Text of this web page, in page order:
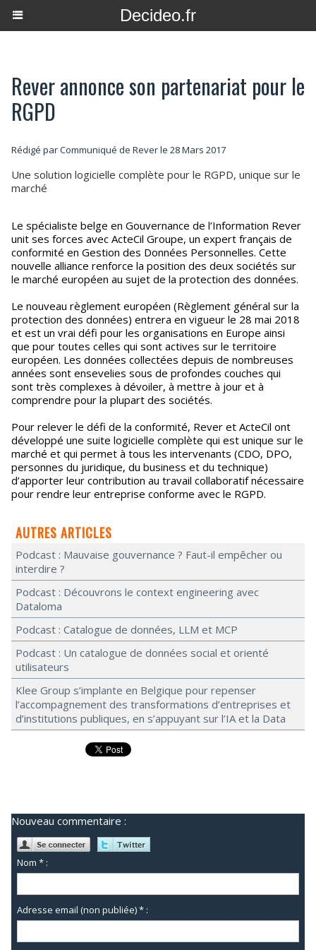
Decideo.fr
Rever annonce son partenariat pour le
RGPD
Rédigé par Communiqué de Rever le 28 Mars 2017
Une solution logicielle complète pour le RGPD, unique sur le
marché
Le spécialiste belge en Gouvernance de l’Information Rever
unit ses forces avec ActeCil Groupe, un expert français de
conformité en Gestion des Données Personnelles. Cette
nouvelle alliance renforce la position des deux sociétés sur
le marché européen au sujet de la protection des données.
Le nouveau règlement européen (Règlement général sur la
protection des données) entrera en vigueur le 28 mai 2018
et est un vrai défi pour les organisations en Europe ainsi
que pour toutes celles qui sont actives sur le territoire
européen. Les données collectées depuis de nombreuses
années sont ensevelies sous de profondes couches qui
sont très complexes à dévoiler, à mettre à jour et à
comprendre pour la plupart des sociétés.
Pour relever le défi de la conformité, Rever et ActeCil ont
développé une suite logicielle complète qui est unique sur le
marché et qui permet à tous les intervenants (CDO, DPO,
personnes du juridique, du business et du technique)
d’apporter leur contribution au travail collaboratif nécessaire
pour rendre leur entreprise conforme avec le RGPD.
AUTRES ARTICLES
Podcast : Mauvaise gouvernance ? Faut-il empêcher ou
interdire ?
Podcast : Découvrons le context engineering avec
Dataloma
Podcast : Catalogue de données, LLM et MCP
Podcast : Un catalogue de données social et orienté
utilisateurs
Klee Group s’implante en Belgique pour repenser
l’accompagnement des transformations d’entreprises et
d’institutions publiques, en s’appuyant sur l’IA et la Data
Nouveau commentaire :
Nom * :
Adresse email (non publiée) * :